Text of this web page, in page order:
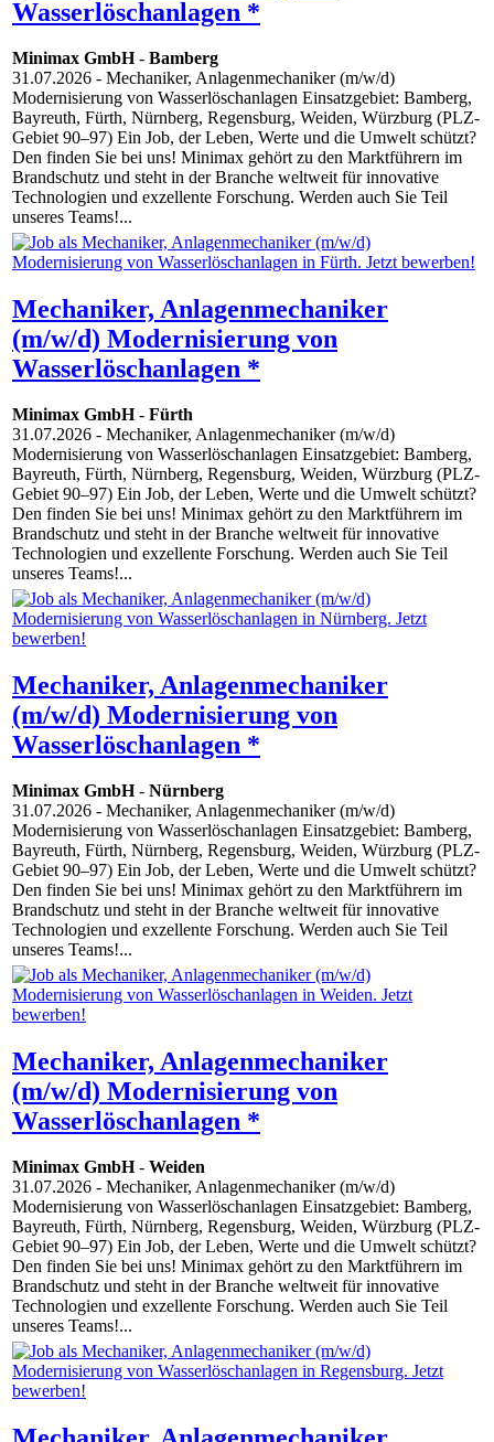
Wasserlöschanlagen *
Minimax GmbH- Bamberg
31.07.2026 - Mechaniker, Anlagenmechaniker (m/w/d)
Modernisierung von Wasserlöschanlagen Einsatzgebiet: Bamberg,
Bayreuth, Fürth, Nürnberg, Regensburg, Weiden, Würzburg (PLZ-
Gebiet 90–97) Ein Job, der Leben, Werte und die Umwelt schützt?
Den finden Sie bei uns! Minimax gehört zu den Marktführern im
Brandschutz und steht in der Branche weltweit für innovative
Technologien und exzellente Forschung. Werden auch Sie Teil
unseres Teams!...
Mechaniker, Anlagenmechaniker
(m/w/d) Modernisierung von
Wasserlöschanlagen *
Minimax GmbH- Fürth
31.07.2026 - Mechaniker, Anlagenmechaniker (m/w/d)
Modernisierung von Wasserlöschanlagen Einsatzgebiet: Bamberg,
Bayreuth, Fürth, Nürnberg, Regensburg, Weiden, Würzburg (PLZ-
Gebiet 90–97) Ein Job, der Leben, Werte und die Umwelt schützt?
Den finden Sie bei uns! Minimax gehört zu den Marktführern im
Brandschutz und steht in der Branche weltweit für innovative
Technologien und exzellente Forschung. Werden auch Sie Teil
unseres Teams!...
Mechaniker, Anlagenmechaniker
(m/w/d) Modernisierung von
Wasserlöschanlagen *
Minimax GmbH- Nürnberg
31.07.2026 - Mechaniker, Anlagenmechaniker (m/w/d)
Modernisierung von Wasserlöschanlagen Einsatzgebiet: Bamberg,
Bayreuth, Fürth, Nürnberg, Regensburg, Weiden, Würzburg (PLZ-
Gebiet 90–97) Ein Job, der Leben, Werte und die Umwelt schützt?
Den finden Sie bei uns! Minimax gehört zu den Marktführern im
Brandschutz und steht in der Branche weltweit für innovative
Technologien und exzellente Forschung. Werden auch Sie Teil
unseres Teams!...
Mechaniker, Anlagenmechaniker
(m/w/d) Modernisierung von
Wasserlöschanlagen *
Minimax GmbH- Weiden
31.07.2026 - Mechaniker, Anlagenmechaniker (m/w/d)
Modernisierung von Wasserlöschanlagen Einsatzgebiet: Bamberg,
Bayreuth, Fürth, Nürnberg, Regensburg, Weiden, Würzburg (PLZ-
Gebiet 90–97) Ein Job, der Leben, Werte und die Umwelt schützt?
Den finden Sie bei uns! Minimax gehört zu den Marktführern im
Brandschutz und steht in der Branche weltweit für innovative
Technologien und exzellente Forschung. Werden auch Sie Teil
unseres Teams!...